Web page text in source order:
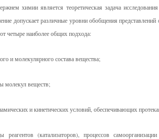
химии является теоретическая задача
допускает различные уровни обобщения
четыре наиболее общих подхода:
и молекулярного состава вещества;
молекул веществ;
и кинетических условий, обеспечивающих
реагентов (катализаторов), процессов